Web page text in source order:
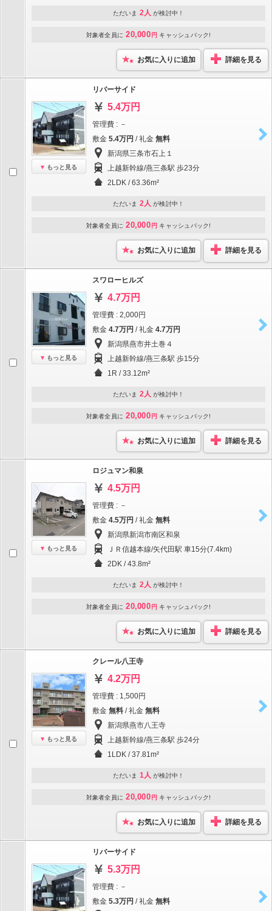
ただいま 2人 が検討中！
対象者全員に 20,000 円 キャッシュバック!
お気に入りに追加 詳細を見る
もっと見る
リバーサイド
5.4万円
管理費 : －
敷金 5.4万円 / 礼金 無料
新潟県三条市石上１
上越新幹線/燕三条駅 歩23分
2LDK / 63.36m²
ただいま 2人 が検討中！
対象者全員に 20,000 円 キャッシュバック!
お気に入りに追加 詳細を見る
もっと見る
スワローヒルズ
4.7万円
管理費 : 2,000円
敷金 4.7万円 / 礼金 4.7万円
新潟県燕市井土巻４
上越新幹線/燕三条駅 歩15分
1R / 33.12m²
ただいま 2人 が検討中！
対象者全員に 20,000 円 キャッシュバック!
お気に入りに追加 詳細を見る
もっと見る
ロジュマン和泉
4.5万円
管理費 : －
敷金 4.5万円 / 礼金 無料
新潟県新潟市南区和泉
ＪＲ信越本線/矢代田駅 車15分(7.4km)
2DK / 43.8m²
ただいま 2人 が検討中！
対象者全員に 20,000 円 キャッシュバック!
お気に入りに追加 詳細を見る
もっと見る
クレール八王寺
4.2万円
管理費 : 1,500円
敷金 無料 / 礼金 無料
新潟県燕市八王寺
上越新幹線/燕三条駅 歩24分
1LDK / 37.81m²
ただいま 1人 が検討中！
対象者全員に 20,000 円 キャッシュバック!
お気に入りに追加 詳細を見る
リバーサイド
5.3万円
管理費 : －
敷金 5.3万円 / 礼金 無料